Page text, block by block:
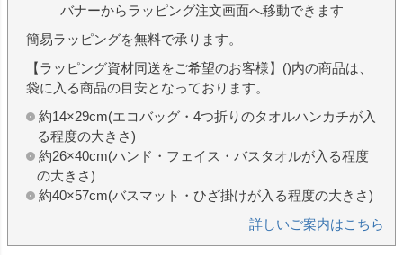
バナーからラッピング注文画面へ移動できます
簡易ラッピングを無料で承ります。
【ラッピング資材同送をご希望のお客様】()内の商品は、
袋に入る商品の目安となっております。
約14×29cm(エコバッグ・4つ折りのタオルハンカチが入
る程度の大きさ)
約26×40cm(ハンド・フェイス・バスタオルが入る程度
の大きさ)
約40×57cm(バスマット・ひざ掛けが入る程度の大きさ)
詳しいご案内はこちら